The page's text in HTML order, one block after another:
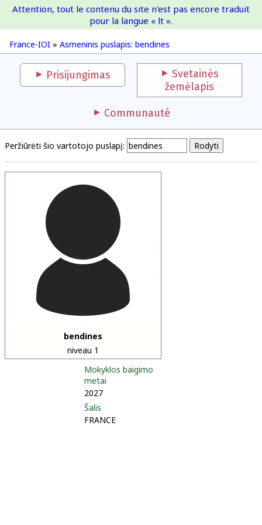
France-IOI
France-IOI » Asmeninis puslapis: bendines
Attention, tout le contenu du site n'est pas encore traduit
pour la langue « lt ».
Prisijungimas
Svetainės
žemėlapis
Communauté
Peržiūrėti šio vartotojo puslapį:
bendines
niveau 1
Mokyklos baigimo
metai
2027
Šalis
FRANCE